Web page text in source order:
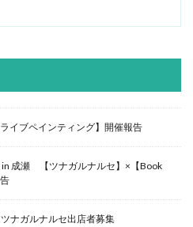
イブペインティング】開催報告
in 成瀬 【ツナガルナルセ】×【Book
ナガルナルセ出店者募集